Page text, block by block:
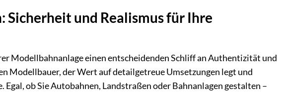
und Realismus für Ihre
Modellbahnanlage einen entscheidenden Schliff an Authentizität und
Modellbauer, der Wert auf detailgetreue Umsetzungen legt und
ob Sie Autobahnen, Landstraßen oder Bahnanlagen gestalten –